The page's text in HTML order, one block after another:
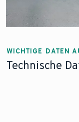
WICHTIGE DATEN
Technische